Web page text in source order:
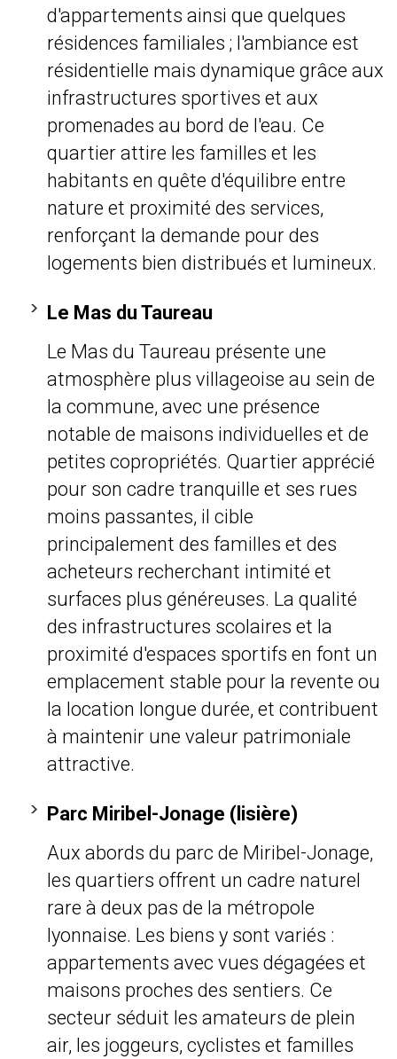
d'appartements ainsi que quelques
résidences familiales ; l'ambiance est
résidentielle mais dynamique grâce aux
infrastructures sportives et aux
promenades au bord de l'eau. Ce
quartier attire les familles et les
habitants en quête d'équilibre entre
nature et proximité des services,
renforçant la demande pour des
logements bien distribués et lumineux.
Le Mas du Taureau
Le Mas du Taureau présente une
atmosphère plus villageoise au sein de
la commune, avec une présence
notable de maisons individuelles et de
petites copropriétés. Quartier apprécié
pour son cadre tranquille et ses rues
moins passantes, il cible
principalement des familles et des
acheteurs recherchant intimité et
surfaces plus généreuses. La qualité
des infrastructures scolaires et la
proximité d'espaces sportifs en font un
emplacement stable pour la revente ou
la location longue durée, et contribuent
à maintenir une valeur patrimoniale
attractive.
Parc Miribel-Jonage (lisière)
Aux abords du parc de Miribel-Jonage,
les quartiers offrent un cadre naturel
rare à deux pas de la métropole
lyonnaise. Les biens y sont variés :
appartements avec vues dégagées et
maisons proches des sentiers. Ce
secteur séduit les amateurs de plein
air, les joggeurs, cyclistes et familles